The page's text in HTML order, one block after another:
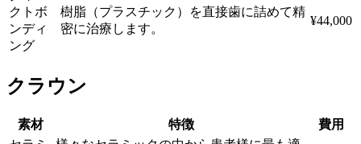
クトボ
ンディ
ング
樹脂（プラスチック）を直接歯に詰めて精
密に治療します。
¥44,000
クラウン
素材 特徴
費用